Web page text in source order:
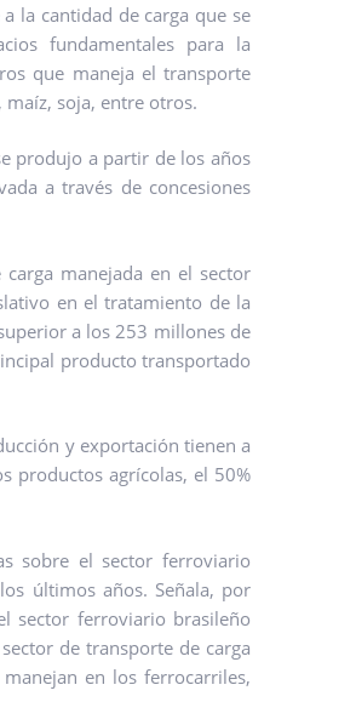
la cantidad de carga que se
fundamentales para la
que maneja el transporte
soja, entre otros.
produjo a partir de los años
a través de concesiones
manejada en el sector
en el tratamiento de la
a los 253 millones de
producto transportado
y exportación tienen a
productos agrícolas, el 50%
sobre el sector ferroviario
últimos años. Señala, por
sector ferroviario brasileño
de transporte de carga
en los ferrocarriles,